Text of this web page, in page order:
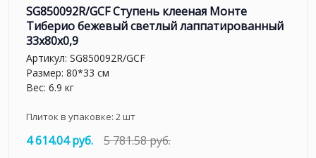
SG850092R/GCF Ступень клееная Монте
Тиберио бежевый светлый лаппатированный
33x80x0,9
Артикул: SG850092R/GCF
Размер: 80*33 см
Вес: 6.9 кг
Плиток в упаковке: 2шт
4 614.04 руб. 5 781.58 руб.